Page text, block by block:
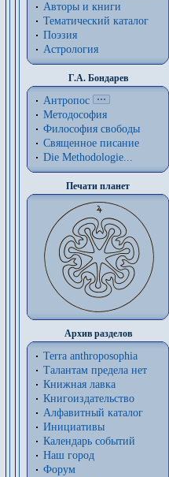
Авторы и книги
Тематический каталог
Поэзия
Астрология
Г.А. Бондарев
Антропос
Методософия
Философия cвободы
Священное писание
Die Methodologie...
Печати планет
Архив разделов
Terra anthroposophia
Талантам предела нет
Книжная лавка
Книгоиздательство
Алфавитный каталог
Инициативы
Календарь событий
Наш город
Форум